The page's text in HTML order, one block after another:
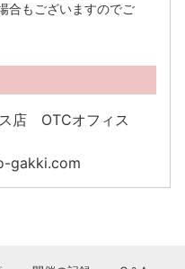
合もございますのでご
店 OTCオフィス
gakki.com